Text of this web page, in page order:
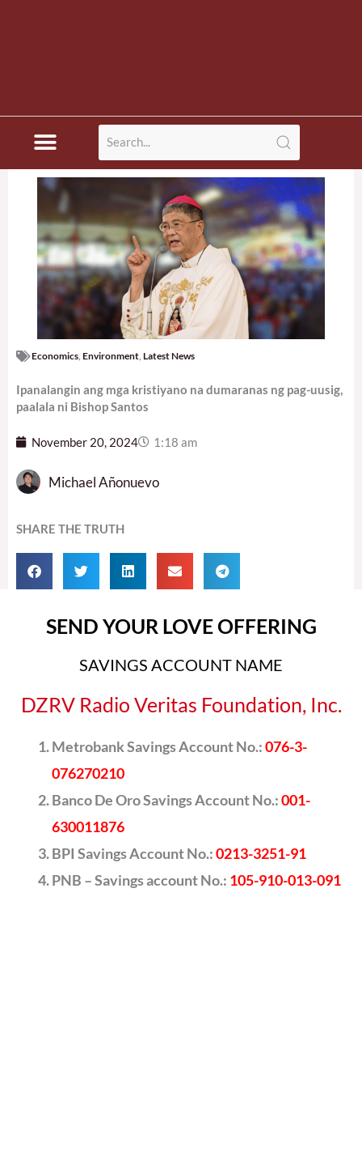
Economics Environment Latest News
Ipanalangin ang mga kristiyano na dumaranas ng pag-uusig,
paalala ni Bishop Santos
November 20, 2024 1:18 am
Michael Añonuevo
SHARE THE TRUTH
SEND YOUR LOVE OFFERING
SAVINGS ACCOUNT NAME
DZRV Radio Veritas Foundation, Inc.
Metrobank Savings Account No.:076-3-
076270210
Banco De Oro Savings Account No.:001-
630011876
BPI Savings Account No.:0213-3251-91
PNB – Savings account No.: 105-910-013-091